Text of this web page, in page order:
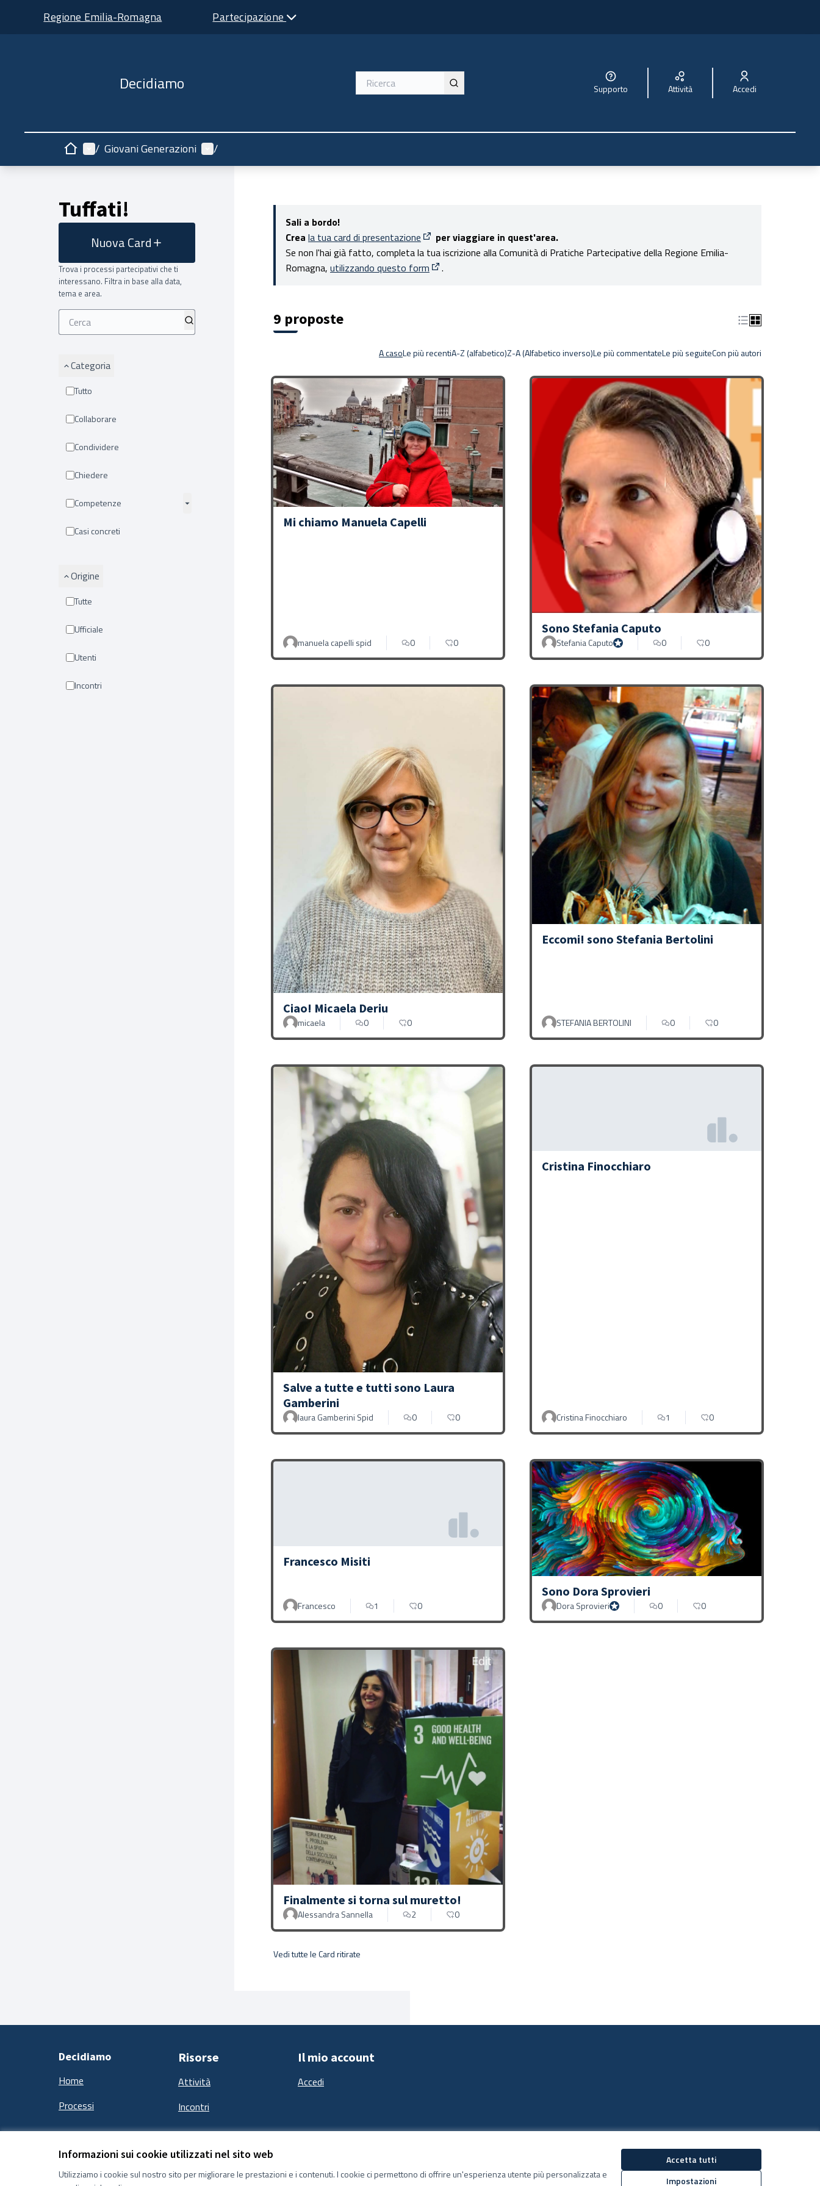
Informazioni sui cookie utilizzati nel sito web
Utilizziamo i cookie sul nostro sito per migliorare le prestazioni e i contenuti. I cookie ci permettono di offrire un'esperienza utente più personalizzata e
Accetta tutti
Impostazioni
Regione Emilia-Romagna Partecipazione
Decidiamo Supporto Attività Accedi
HomeMenù principale
/ Giovani Generazioni Menù utente
/
Tuffati!
Nuova Card
Trova i processi partecipativi che ti
interessano. Filtra in base alla data,
tema e area.
Categoria
Tutto
Collaborare
Condividere
Chiedere
Competenze
Casi concreti
Origine
Tutte
Ufficiale
Utenti
Incontri
Sali a bordo!
Crea la tua card di presentazione
(Apre in una nuova scheda)
per viaggiare in quest'area.
Se non l'hai già fatto, completa la tua iscrizione alla Comunità di Pratiche Partecipative della Regione Emilia-
Romagna, utilizzando questo form .
9 proposte
A casoLe più recentiA-Z (alfabetico)Z-A (Alfabetico inverso)Le più commentateLe più seguiteCon più autori
Mi chiamo Manuela Capelli
manuela capelli spid 0 0
Sono Stefania Caputo
Stefania CaputoProprio Stefania
0 0
Ciao! Micaela Deriu
micaela 0 0
Eccomi! sono Stefania Bertolini
STEFANIA BERTOLINI 0 0
Salve a tutte e tutti sono Laura
Gamberini
laura Gamberini Spid 0 0
Cristina Finocchiaro
Cristina Finocchiaro 1 0
Francesco Misiti
Francesco 1 0
Sono Dora Sprovieri
Dora SprovieriDora Sprovieri official
0 0
Finalmente si torna sul muretto!
Alessandra Sannella 2 0
Vedi tutte le Card ritirate
Decidiamo
Home
Processi
Risorse
Attività
Incontri
Il mio account
Accedi